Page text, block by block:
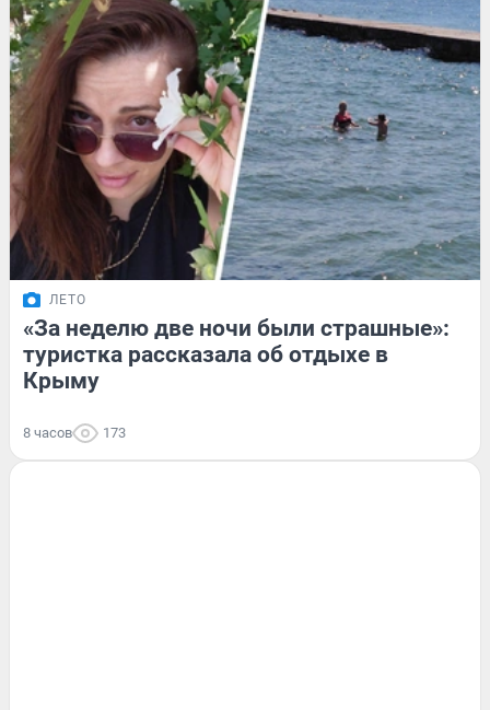
ЛЕТО
«За неделю две ночи были страшные»:
туристка рассказала об отдыхе в
Крыму
8 часов 173